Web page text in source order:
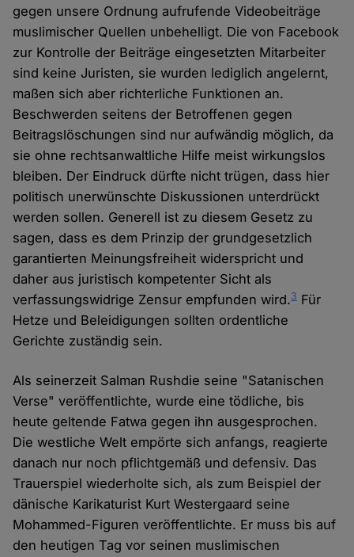
gegen unsere Ordnung aufrufende Videobeiträge
muslimischer Quellen unbehelligt. Die von Facebook
zur Kontrolle der Beiträge eingesetzten Mitarbeiter
sind keine Juristen, sie wurden lediglich angelernt,
maßen sich aber richterliche Funktionen an.
Beschwerden seitens der Betroffenen gegen
Beitragslöschungen sind nur aufwändig möglich, da
sie ohne rechtsanwaltliche Hilfe meist wirkungslos
bleiben. Der Eindruck dürfte nicht trügen, dass hier
politisch unerwünschte Diskussionen unterdrückt
werden sollen. Generell ist zu diesem Gesetz zu
sagen, dass es dem Prinzip der grundgesetzlich
garantierten Meinungsfreiheit widerspricht und
daher aus juristisch kompetenter Sicht als
verfassungswidrige Zensur empfunden wird.3 Für
Hetze und Beleidigungen sollten ordentliche
Gerichte zuständig sein.
Als seinerzeit Salman Rushdie seine "Satanischen
Verse" veröffentlichte, wurde eine tödliche, bis
heute geltende Fatwa gegen ihn ausgesprochen.
Die westliche Welt empörte sich anfangs, reagierte
danach nur noch pflichtgemäß und defensiv. Das
Trauerspiel wiederholte sich, als zum Beispiel der
dänische Karikaturist Kurt Westergaard seine
Mohammed-Figuren veröffentlichte. Er muss bis auf
den heutigen Tag vor seinen muslimischen